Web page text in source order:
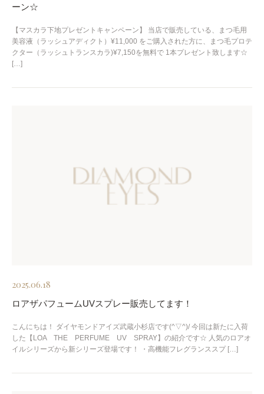
ーン☆
【マスカラ下地プレゼントキャンペーン】 当店で販売している、まつ毛用
美容液（ラッシュアディクト）¥11,000 をご購入された方に、まつ毛プロテ
クター（ラッシュトランスカラ)¥7,150を無料で 1本プレゼント致します☆
[…]
2025.06.18
ロアザパフュームUVスプレー販売してます！
こんにちは！ ダイヤモンドアイズ武蔵小杉店です(^▽^)/ 今回は新たに入荷
した【LOA THE PERFUME UV SPRAY】の紹介です☆ 人気のロアオ
イルシリーズから新シリーズ登場です！ ・高機能フレグランススプ […]